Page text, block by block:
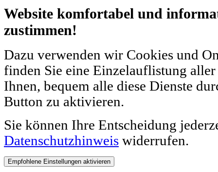
Website komfortabel und
zustimmen!
Dazu verwenden wir Cookies und
finden Sie eine Einzelauflistung
Ihnen, bequem alle diese Dienste
Button zu aktivieren.
Sie können Ihre Entscheidung
Datenschutzhinweis widerrufen.